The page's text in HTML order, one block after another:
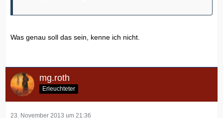
Was genau soll das sein, kenne ich nicht.
mg.roth
Erleuchteter
23. November 2013 um 21:36